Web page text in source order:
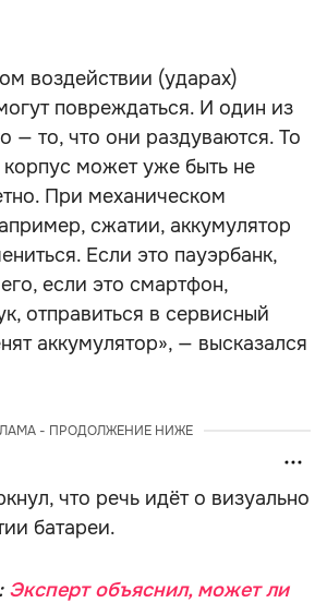
воздействии (ударах)
повреждаться. И один из
— то, что они раздуваются. То
корпус может уже быть не
При механическом
сжатии, аккумулятор
Если это пауэрбанк,
если это смартфон,
отправиться в сервисный
аккумулятор», — высказался
- ПРОДОЛЖЕНИЕ НИЖЕ
что речь идёт о визуально
батареи.
Эксперт объяснил, может ли